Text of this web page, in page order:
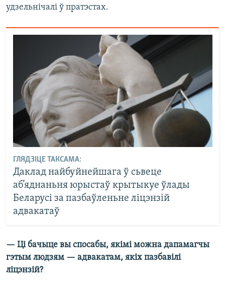
удзельнічалі ў пратэстах.
ГЛЯДЗІЦЕ ТАКСАМА:
Даклад найбуйнейшага ў сьвеце
аб’яднаньня юрыстаў крытыкуе ўлады
Беларусі за пазбаўленьне ліцэнзій
адвакатаў
— Ці бачыце вы спосабы, якімі можна дапамагчы
гэтым людзям — адвакатам, якіх пазбавілі
ліцэнзій?